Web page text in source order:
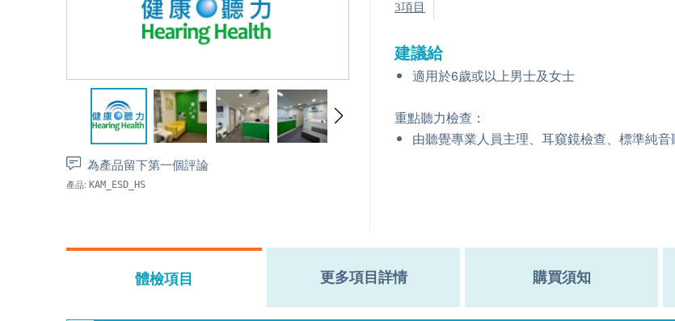
為產品留下第一個評論
產品: KAM_ESD_HS
3項目
建議給
適用於6歲或以上男士及女士
重點聽力檢查：
由聽覺專業人員主理、耳窺鏡檢查、標準純
體檢項目 更多項目詳情 購買須知